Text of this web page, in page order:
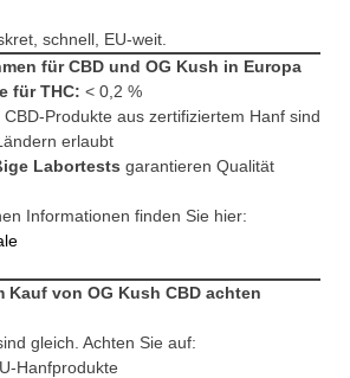
schnell, EU-weit.
für CBD und OG Kush in Europa
für THC: < 0,2 %
CBD-Produkte aus zertifiziertem Hanf sind
erlaubt
Labortests garantieren Qualität
Informationen finden Sie hier:
Kauf von OG Kush CBD achten
gleich. Achten Sie auf:
Hanfprodukte